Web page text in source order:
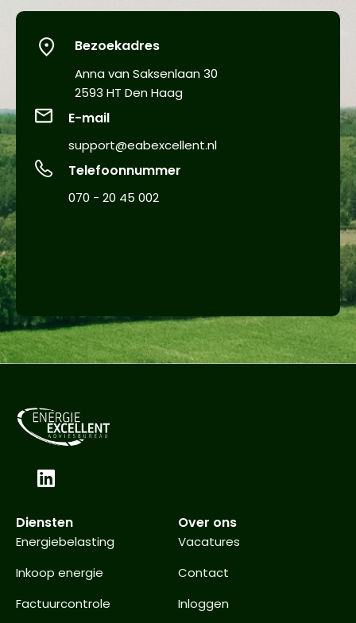
Bezoekadres
Anna van Saksenlaan 30
2593 HT Den Haag
E-mail
support@eabexcellent.nl​
Telefoonnummer
070 - 20 45 002
Diensten
Energiebelasting
Inkoop energie
Factuurcontrole
Over ons
Vacatures
Contact
Inloggen